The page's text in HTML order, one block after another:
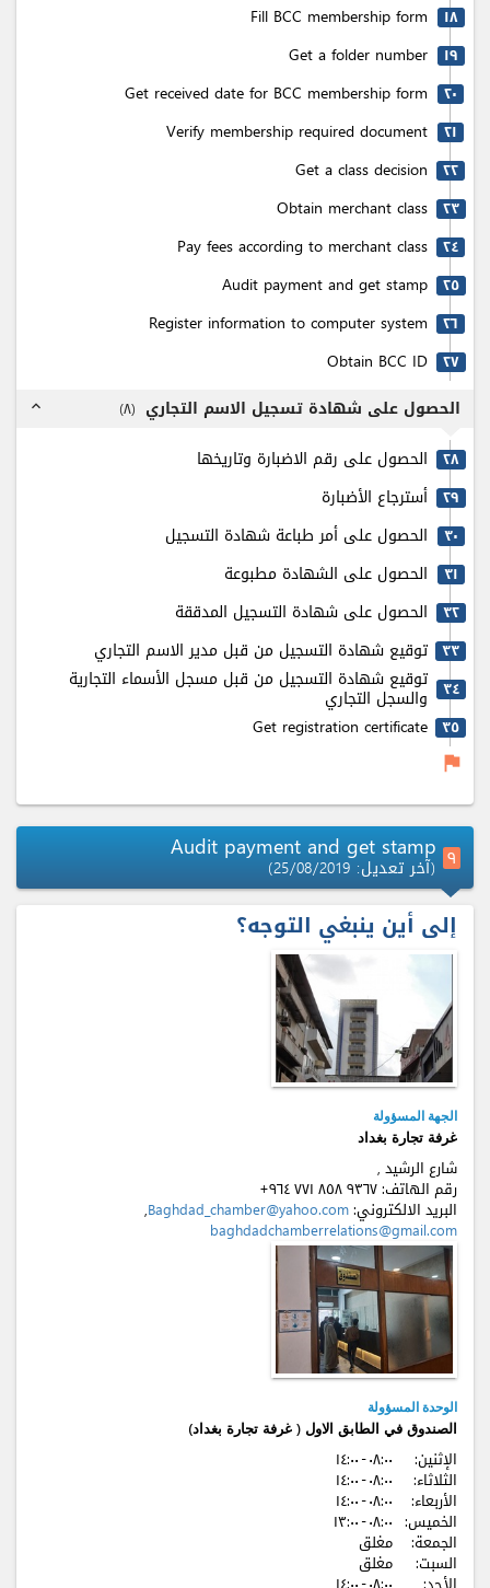
۱٨ Fill BCC membership form
۱٩ Get a folder number
٢٠ Get received date for BCC membership form
٢۱ Verify membership required document
٢٢ Get a class decision
٢٣ Obtain merchant class
٢٤ Pay fees according to merchant class
٢٥ Audit payment and get stamp
٢٦ Register information to computer system
٢٧ Obtain BCC ID
الحصول على شهادة تسجيل الاسم التجاري (٨)
expand_less
٢٨ الحصول على رقم الاضبارة وتاريخها
٢٩ أسترجاع الأضبارة
٣٠ الحصول على أمر طباعة شهادة التسجيل
٣۱ الحصول على الشهادة مطبوعة
٣٢ الحصول على شهادة التسجيل المدققة
٣٣ توقيع شهادة التسجيل من قبل مدير الاسم التجاري
٣٤ توقيع شهادة التسجيل من قبل مسجل الأسماء التجارية
والسجل التجاري
٣٥ Get registration certificate
flag
٩ Audit payment and get stamp
(آخر تعديل: 25/08/2019)
إلى أين ينبغي التوجه؟
الجهة المسؤولة
غرفة تجارة بغداد
شارع الرشيد ,
رقم الهاتف:+٩٦٤ ٧٧۱ ٨٥٨ ٩٣٦٧
البريد الالكتروني:Baghdad_chamber@yahoo.com
,
baghdadchamberrelations@gmail.com
الوحدة المسؤولة
الصندوق في الطابق الاول ( غرفة تجارة بغداد)
الإثنين: ٠٨:٠٠ - ۱٤:٠٠
الثلاثاء: ٠٨:٠٠ - ۱٤:٠٠
الأربعاء: ٠٨:٠٠ - ۱٤:٠٠
الخميس: ٠٨:٠٠ - ۱٣:٠٠
الجمعة: مغلق
السبت: مغلق